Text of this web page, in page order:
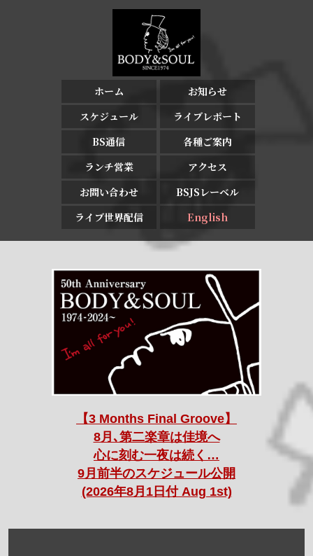
ホーム
お知らせ
スケジュール
ライブレポート
BS通信
各種ご案内
ランチ営業
アクセス
お問い合わせ
BSJSレーベル
ライブ世界配信
English
【3 Months Final Groove】
8月､第二楽章は佳境へ
心に刻む一夜は続く…
9月前半のスケジュール公開
(2026年8月1日付 Aug 1st)